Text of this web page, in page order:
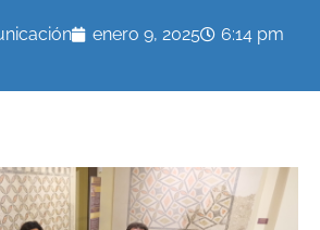
enero 9, 2025 6:14 pm